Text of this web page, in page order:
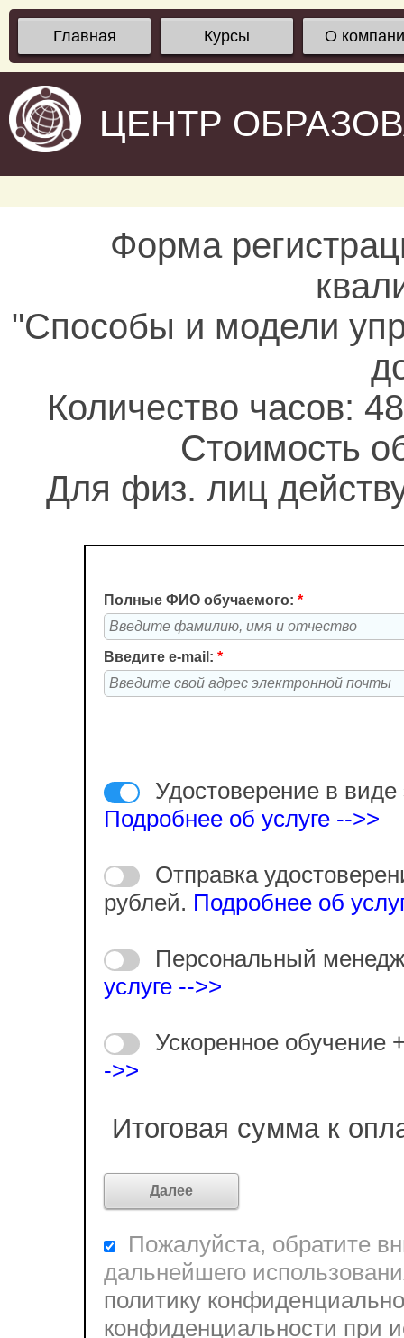
Главная Курсы О
ЦЕНТР
Форма
"Способы и модели
Количество часов:
Стоимость
Для физ. лиц
Полные ФИО обучаемого: *
Введите e-mail: *
Удостоверение в виде
Подробнее об услуге -->>
Отправка
рублей. Подробнее об
Персональный
услуге -->>
Ускоренное обучение
->>
Итоговая сумма к
Пожалуйста, обратите
дальнейшего
политику
конфиденциальности при